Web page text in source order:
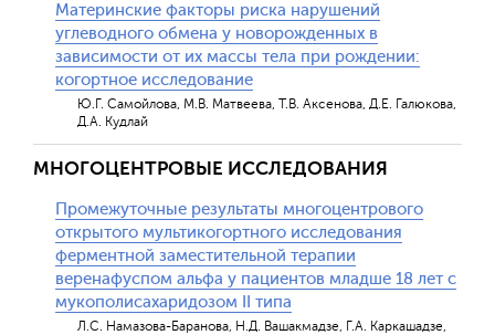
Материнские факторы риска нарушений
углеводного обмена у новорожденных в
зависимости от их массы тела при рождении:
когортное исследование
Ю.Г. Самойлова, М.В. Матвеева, Т.В. Аксенова, Д.Е. Галюкова,
Д.А. Кудлай
МНОГОЦЕНТРОВЫЕ ИССЛЕДОВАНИЯ
Промежуточные результаты многоцентрового
открытого мультикогортного исследования
ферментной заместительной терапии
веренафуспом альфа у пациентов младше 18 лет с
мукополисахаридозом II типа
Л.С. Намазова-Баранова, Н.Д. Вашакмадзе, Г.А. Каркашадзе,